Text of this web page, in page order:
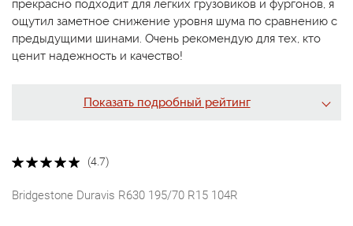
прекрасно подходит для легких грузовиков и фургонов, я
ощутил заметное снижение уровня шума по сравнению с
предыдущими шинами. Очень рекомендую для тех, кто
ценит надежность и качество!
Показать подробный рейтинг
(4.7)
Bridgestone Duravis R630 195/70 R15 104R